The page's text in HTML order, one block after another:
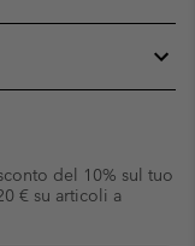
del 10% sul tuo
€ su articoli a